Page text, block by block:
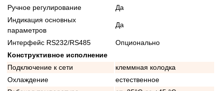
Ручное регулирование
Да
Индикация основных
параметров
Да
Интерфейс RS232/RS485
Опционально
Конструктивное исполнение
Подключение к сети
клеммная колодка
Охлаждение
естественное